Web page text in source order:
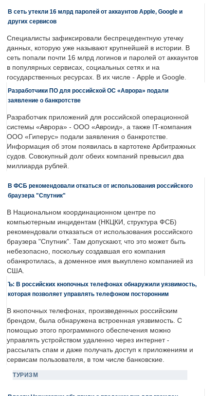
В сеть утекли 16 млрд паролей от аккаунтов Apple, Google и
других сервисов
Специалисты зафиксировали беспрецедентную утечку
данных, которую уже называют крупнейшей в истории. В
сеть попали почти 16 млрд логинов и паролей от аккаунтов
в популярных сервисах, социальных сетях и на
государственных ресурсах. В их числе - Apple и Google.
Разработчики ПО для российской ОС «Аврора» подали
заявление о банкротстве
Разработчик приложений для российской операционной
системы «Аврора» - ООО «Авроид», а также IT-компания
ООО «Гиперус» подали заявления о банкротстве.
Информация об этом появилась в картотеке Арбитражных
судов. Совокупный долг обеих компаний превысил два
миллиарда рублей.
В ФСБ рекомендовали откаться от использования российского
браузера "Спутник"
В Национальном координационном центре по
компьютерным инцидентам (НКЦКИ, структура ФСБ)
рекомендовали отказаться от использования российского
браузера "Спутник". Там допускают, что это может быть
небезопасно, поскольку создавшая его компания
обанкротилась, а доменное имя выкуплено компанией из
США.
Ъ: В российских кнопочных телефонах обнаружили уязвимость,
которая позволяет управлять телефоном посторонним
В кнопочных телефонах, произведенных российским
брендом, была обнаружена встроенная уязвимость. С
помощью этого программного обеспечения можно
управлять устройством удаленно через интернет -
рассылать спам и даже получать доступ к приложениям и
сервисам пользователя, в том числе банковские.
ТУРИЗМ